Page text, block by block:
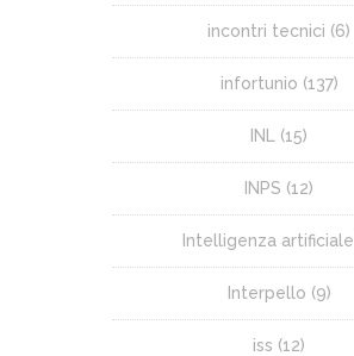
incontri tecnici (6)
infortunio (137)
INL (15)
INPS (12)
Intelligenza artificiale
Interpello (9)
iss (12)